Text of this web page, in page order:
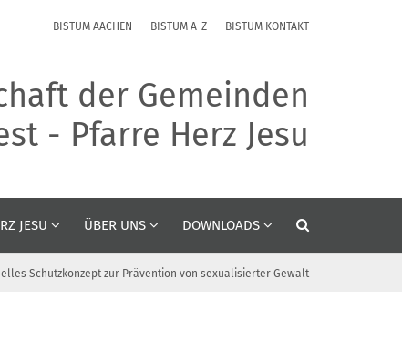
BISTUM AACHEN BISTUM A-Z BISTUM KONTAKT
der Gemeinden
- Pfarre Herz Jesu
JESU ÜBER UNS DOWNLOADS
Schutzkonzept zur Prävention von sexualisierter Gewalt